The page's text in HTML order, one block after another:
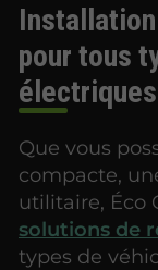
pour tous
Que vous
compacte,
utilitaire, Éco
solutions de
types de